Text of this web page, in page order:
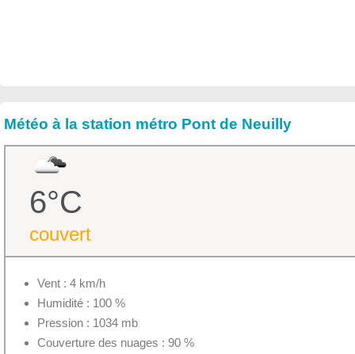
Météo à la station métro Pont de Neuilly
6°C
couvert
Vent : 4 km/h
Humidité : 100 %
Pression : 1034 mb
Couverture des nuages : 90 %